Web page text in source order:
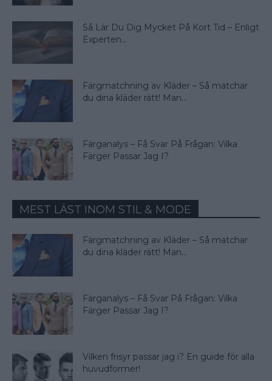
Så Lär Du Dig Mycket På Kort Tid – Enligt
Experten...
Färgmatchning av Kläder – Så matchar
du dina kläder rätt! Man...
Färganalys – Få Svar På Frågan: Vilka
Färger Passar Jag I?
MEST LÄST INOM STIL & MODE
Färgmatchning av Kläder – Så matchar
du dina kläder rätt! Man...
Färganalys – Få Svar På Frågan: Vilka
Färger Passar Jag I?
Vilken frisyr passar jag i? En guide för alla
huvudformer!